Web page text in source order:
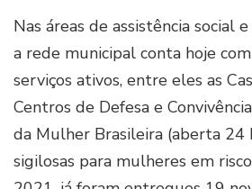
Nas áreas de assistência social
a rede municipal conta hoje
serviços ativos, entre eles as
Centros de Defesa e
da Mulher Brasileira (aberta 24
sigilosas para mulheres em